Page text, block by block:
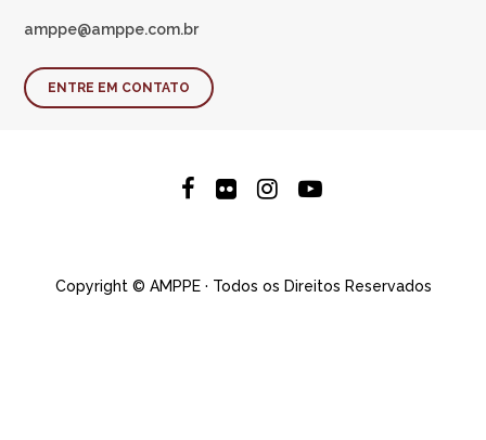
amppe@amppe.com.br
ENTRE EM CONTATO
Copyright © AMPPE · Todos os Direitos Reservados